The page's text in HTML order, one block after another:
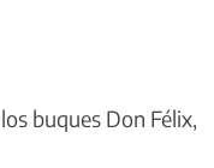
buques Don Félix,